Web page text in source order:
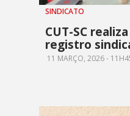
SINDICATO
CUT-SC
registro
11 MARÇO, 2026 -